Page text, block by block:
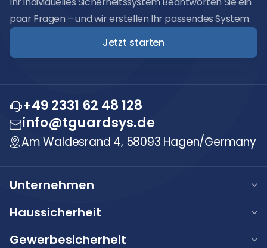
paar Fragen – und wir erstellen Ihr passendes System.
Jetzt starten
+49 2331 62 48 128
info@tguardsys.de
Am Waldesrand 4, 58093 Hagen/Germany
Unternehmen
Karriere
Haussicherheit
Gewerbesicherheit